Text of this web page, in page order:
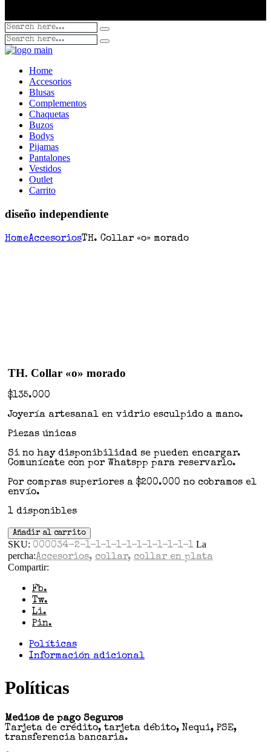
Home
Accesorios
Blusas
Complementos
Chaquetas
Buzos
Bodys
Pijamas
Pantalones
Vestidos
Outlet
Carrito
diseño independiente
HomeAccesoriosTH. Collar «o» morado
TH. Collar «o» morado
$135.000
Joyería artesanal en vidrio esculpido a mano.
Piezas únicas
Si no hay disponibilidad se pueden encargar.
Comunícate con por Whatspp para reservarlo.
Por compras superiores a $200.000 no cobramos el
envío.
1 disponibles
Añadir al carrito
SKU: 000034-2-1-1-1-1-1-1-1-1-1-1-1 La
percha:Accesorios, collar, collar en plata
Compartir:
Fb.
Tw.
Li.
Pin.
Políticas
Información adicional
Políticas
Medios de pago Seguros
Tarjeta de crédito, tarjeta débito, Nequi, PSE,
transferencia bancaria.